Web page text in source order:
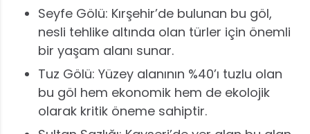
Seyfe Gölü: Kırşehir’de bulunan bu göl,
nesli tehlike altında olan türler için önemli
bir yaşam alanı sunar.
Tuz Gölü: Yüzey alanının %40’ı tuzlu olan
bu göl hem ekonomik hem de ekolojik
olarak kritik öneme sahiptir.